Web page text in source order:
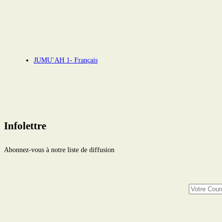
JUMU’AH 1- Français
Infolettre
Abonnez-vous à notre liste de diffusion